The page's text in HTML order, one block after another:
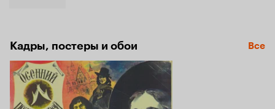
Кадры, постеры и обои Все